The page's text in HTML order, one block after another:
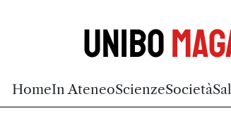
Unibo
HomeIn AteneoScienzeSocietà